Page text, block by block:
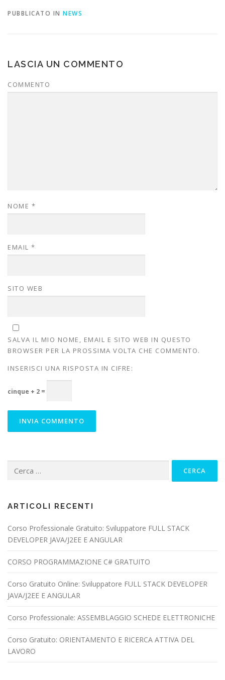
PUBBLICATO IN NEWS
LASCIA UN COMMENTO
COMMENTO
NOME *
EMAIL *
SITO WEB
SALVA IL MIO NOME, EMAIL E SITO WEB IN QUESTO
BROWSER PER LA PROSSIMA VOLTA CHE COMMENTO.
INSERISCI UNA RISPOSTA IN CIFRE:
cinque + 2 =
per:
ARTICOLI RECENTI
Corso Professionale Gratuito: Sviluppatore FULL STACK
DEVELOPER JAVA/J2EE E ANGULAR
CORSO PROGRAMMAZIONE C# GRATUITO
Corso Gratuito Online: Sviluppatore FULL STACK DEVELOPER
JAVA/J2EE E ANGULAR
Corso Professionale: ASSEMBLAGGIO SCHEDE ELETTRONICHE
Corso Gratuito: ORIENTAMENTO E RICERCA ATTIVA DEL
LAVORO